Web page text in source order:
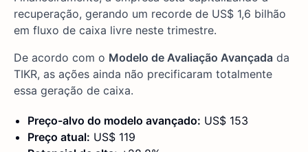
recuperação, gerando um recorde de US$ 1,6 bilhão
em fluxo de caixa livre neste trimestre.
De acordo com o Modelo de Avaliação Avançada da
TIKR, as ações ainda não precificaram totalmente
essa geração de caixa.
Preço-alvo do modelo avançado: US$ 153
Preço atual: US$ 119